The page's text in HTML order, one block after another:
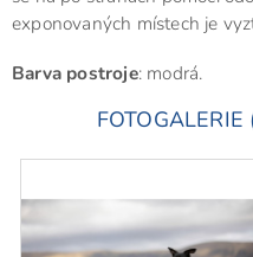
exponovaných místech je
Barva postroje: modrá.